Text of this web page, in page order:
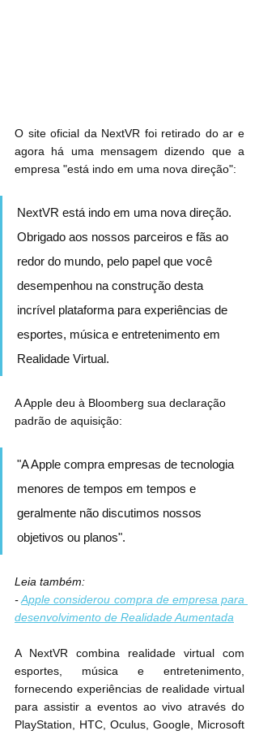
O site oficial da NextVR foi retirado do ar e
agora há uma mensagem dizendo que a
empresa "está indo em uma nova direção":
NextVR está indo em uma nova direção.
Obrigado aos nossos parceiros e fãs ao
redor do mundo, pelo papel que você
desempenhou na construção desta
incrível plataforma para experiências de
esportes, música e entretenimento em
Realidade Virtual.
A Apple deu à Bloomberg sua declaração
padrão de aquisição:
"A Apple compra empresas de tecnologia
menores de tempos em tempos e
geralmente não discutimos nossos
objetivos ou planos".
Leia também:
- Apple considerou compra de empresa para
desenvolvimento de Realidade Aumentada
A NextVR combina realidade virtual com
esportes, música e entretenimento,
fornecendo experiências de realidade virtual
para assistir a eventos ao vivo através do
PlayStation, HTC, Oculus, Google, Microsoft